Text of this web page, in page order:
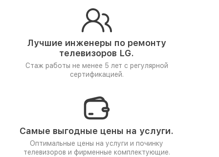
Лучшие инженеры по ремонту
телевизоров LG.
Стаж работы не менее 5 лет с регулярной
сертификацией.
Самые выгодные цены на услуги.
Оптимальные цены на услуги и починку
телевизоров и фирменные комплектующие.